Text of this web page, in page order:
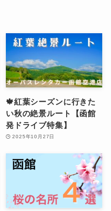
🍁紅葉シーズンに行きた
い秋の絶景ルート【函館
発ドライブ特集】
2025年10月27日